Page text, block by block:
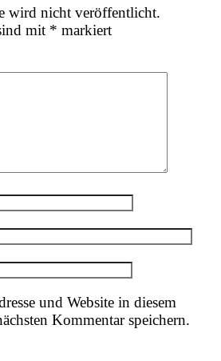
wird nicht veröffentlicht.
mit * markiert
und Website in diesem
Kommentar speichern.